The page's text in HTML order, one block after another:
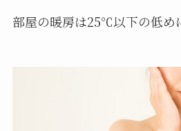
部屋の暖房は25℃以下の低め